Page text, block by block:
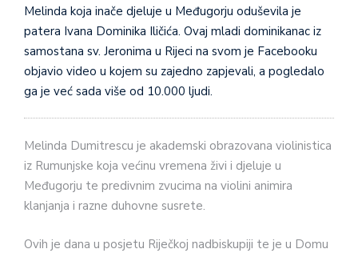
Melinda koja inače djeluje u Međugorju oduševila je
patera Ivana Dominika Iličića. Ovaj mladi dominikanac iz
samostana sv. Jeronima u Rijeci na svom je Facebooku
objavio video u kojem su zajedno zapjevali, a pogledalo
ga je već sada više od 10.000 ljudi.
Melinda Dumitrescu je akademski obrazovana violinistica
iz Rumunjske koja većinu vremena živi i djeluje u
Međugorju te predivnim zvucima na violini animira
klanjanja i razne duhovne susrete.
Ovih je dana u posjetu Riječkoj nadbiskupiji te je u Domu